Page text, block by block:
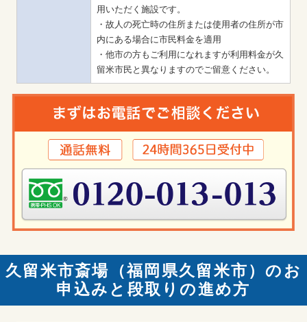
用いただく施設です。
・故人の死亡時の住所または使用者の住所が市
内にある場合に市民料金を適用
・他市の方もご利用になれますが利用料金が久
留米市民と異なりますのでご留意ください。
久留米市斎場（福岡県久留米市）のお
申込みと段取りの進め方